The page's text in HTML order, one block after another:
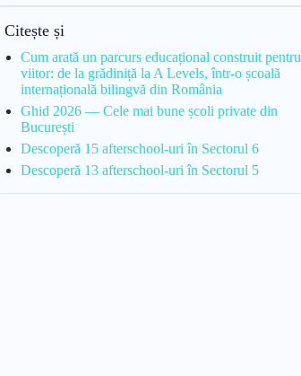
Citește și
Cum arată un parcurs educațional construit pentru
viitor: de la grădiniță la A Levels, într-o școală
internațională bilingvă din România
Ghid 2026 — Cele mai bune școli private din
București
Descoperă 15 afterschool-uri în Sectorul 6
Descoperă 13 afterschool-uri în Sectorul 5